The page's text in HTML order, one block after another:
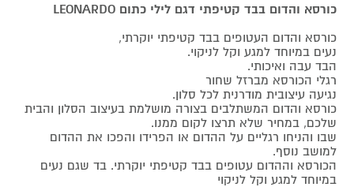
כורסא והדום בבד קטיפתי דגם לילי כתום LEONARDO
כורסא והדום העטופים בבד קטיפתי יוקרתי,
נעים במיוחד למגע וקל לניקוי.
הבד עבה ואיכותי.
רגלי הכורסא מברזל שחור
נגיעה עיצובית מודרנית לכל סלון.
כורסא והדום המשתלבים בצורה מושלמת בעיצוב הסלון והבית
שלכם, במחיר שלא תרצו לקום ממנו.
שבו והניחו רגליים על ההדום או הפרידו והפכו את ההדום
למושב נוסף.
הכורסא וההדום עטופים בבד קטיפתי יוקרתי. בד שגם נעים
במיוחד למגע וקל לניקוי